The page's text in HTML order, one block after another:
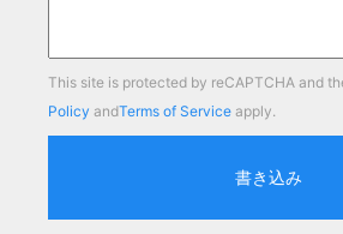
This site is protected by reCAPTCHA and
Policy andTerms of Service apply.
書き込み